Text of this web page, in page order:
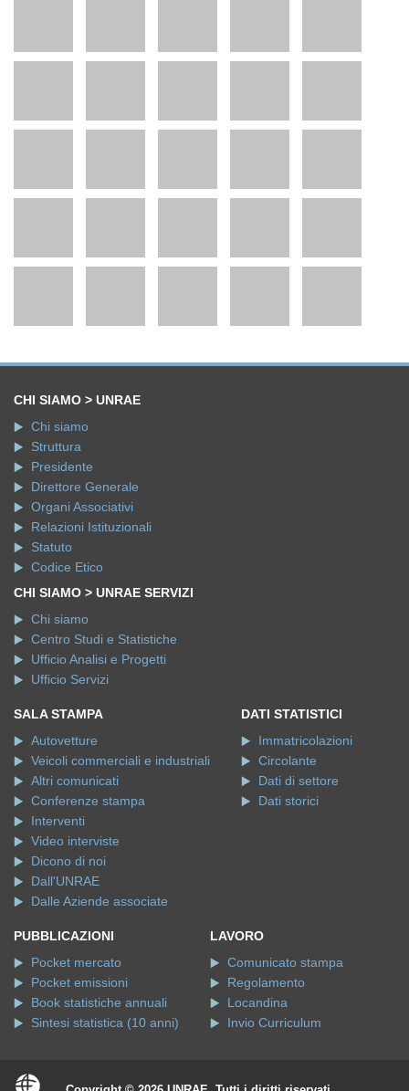
CHI SIAMO > UNRAE
Chi siamo
Struttura
Presidente
Direttore Generale
Organi Associativi
Relazioni Istituzionali
Statuto
Codice Etico
CHI SIAMO > UNRAE SERVIZI
Chi siamo
Centro Studi e Statistiche
Ufficio Analisi e Progetti
Ufficio Servizi
SALA STAMPA
Autovetture
Veicoli commerciali e industriali
Altri comunicati
Conferenze stampa
Interventi
Video interviste
Dicono di noi
Dall'UNRAE
Dalle Aziende associate
DATI STATISTICI
Immatricolazioni
Circolante
Dati di settore
Dati storici
PUBBLICAZIONI
Pocket mercato
Pocket emissioni
Book statistiche annuali
Sintesi statistica (10 anni)
LAVORO
Comunicato stampa
Regolamento
Locandina
Invio Curriculum